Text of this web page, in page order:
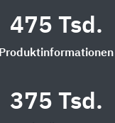
475 Tsd.
Produktinformationen
375 Tsd.